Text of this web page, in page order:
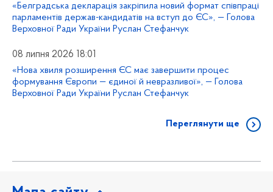
«Белградська декларація закріпила новий формат співпраці
парламентів держав-кандидатів на вступ до ЄС», — Голова
Верховної Ради України Руслан Стефанчук
08 липня 2026 18:01
«Нова хвиля розширення ЄС має завершити процес
формування Європи — єдиної й невразливої», — Голова
Верховної Ради України Руслан Стефанчук
Переглянути ще